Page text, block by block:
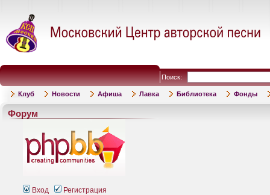
Поиск:
Клуб Новости Афиша Лавка Библиотека Фонды
Форум
Вход Регистрация